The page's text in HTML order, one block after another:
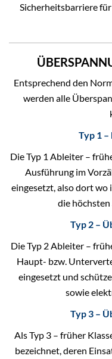
Sicherheitsbarriere
Entsprechend den
werden alle
Typ 1
Die Typ 1 Ableiter –
Ausführung im
eingesetzt, also dort wo
die
Typ 2 –
Die Typ 2 Ableiter –
Haupt- bzw.
eingesetzt und
sowie
Typ 3 –
Als Typ 3 – früher
bezeichnet, deren